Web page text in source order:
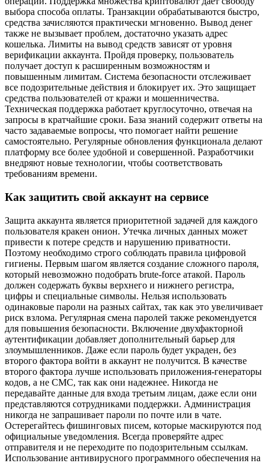
выбора способа оплаты. Транзакции обрабатываются быстро,
средства зачисляются практически мгновенно. Вывод денег
также не вызывает проблем, достаточно указать адрес
кошелька. Лимиты на вывод средств зависят от уровня
верификации аккаунта. Пройдя проверку, пользователь
получает доступ к расширенным возможностям и
повышенным лимитам. Система безопасности отслеживает
все подозрительные действия и блокирует их. Это защищает
средства пользователей от кражи и мошенничества.
Техническая поддержка работает круглосуточно, отвечая на
запросы в кратчайшие сроки. База знаний содержит ответы на
часто задаваемые вопросы, что помогает найти решение
самостоятельно. Регулярные обновления функционала делают
платформу все более удобной и совершенной. Разработчики
внедряют новые технологии, чтобы соответствовать
требованиям времени.
Как защитить свой аккаунт на сервисе
Защита аккаунта является приоритетной задачей для каждого
пользователя кракен онион. Утечка личных данных может
привести к потере средств и нарушению приватности.
Поэтому необходимо строго соблюдать правила цифровой
гигиены. Первым шагом является создание сложного пароля,
который невозможно подобрать brute-force атакой. Пароль
должен содержать буквы верхнего и нижнего регистра,
цифры и специальные символы. Нельзя использовать
одинаковые пароли на разных сайтах, так как это увеличивает
риск взлома. Регулярная смена паролей также рекомендуется
для повышения безопасности. Включение двухфакторной
аутентификации добавляет дополнительный барьер для
злоумышленников. Даже если пароль будет украден, без
второго фактора войти в аккаунт не получится. В качестве
второго фактора лучше использовать приложения-генераторы
кодов, а не СМС, так как они надежнее. Никогда не
передавайте данные для входа третьим лицам, даже если они
представляются сотрудниками поддержки. Администрация
никогда не запрашивает пароли по почте или в чате.
Остерегайтесь фишинговых писем, которые маскируются под
официальные уведомления. Всегда проверяйте адрес
отправителя и не переходите по подозрительным ссылкам.
Использование антивирусного программного обеспечения на